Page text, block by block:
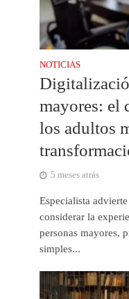
NOTICIAS
mayores: el
los adultos
5 meses atrás
Especialista
considerar la
personas mayores,
simples...